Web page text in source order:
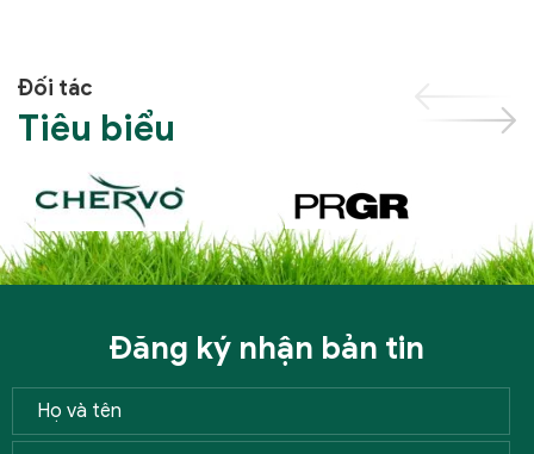
Đối tác
Tiêu biểu
Đăng ký nhận bản tin